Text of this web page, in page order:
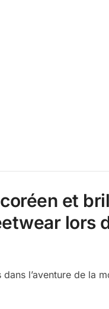
et
lors
l’aventure de la